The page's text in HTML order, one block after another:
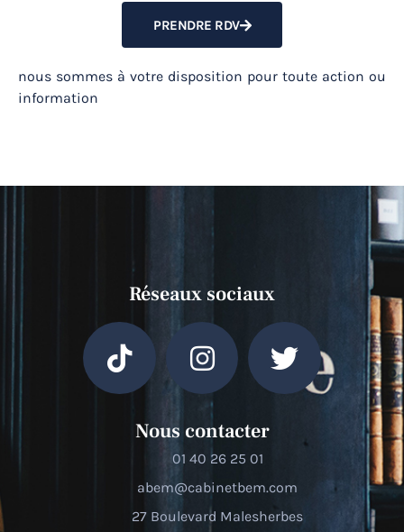
PRENDRE RDV
nous sommes à votre disposition pour toute action ou
information
Réseaux sociaux
Nous contacter
01 40 26 25 01
abem@cabinetbem.com
27 Boulevard Malesherbes